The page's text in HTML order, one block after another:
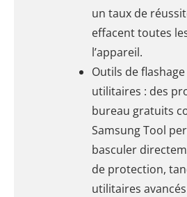
un taux de
effacent toutes
l’appareil.
Outils de
utilitaires : des
bureau gratuits
Samsung Tool
basculer
de protection,
utilitaires